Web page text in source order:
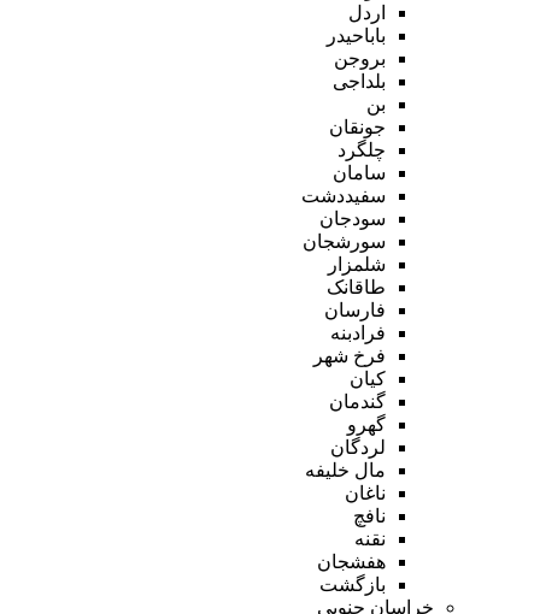
اردل
باباحیدر
بروجن
بلداجی
بن
جونقان
چلگرد
سامان
سفیددشت
سودجان
سورشجان
شلمزار
طاقانک
فارسان
فرادبنه
فرخ شهر
کیان
گندمان
گهرو
لردگان
مال خلیفه
ناغان
نافچ
نقنه
هفشجان
بازگشت
خراسان جنوبی